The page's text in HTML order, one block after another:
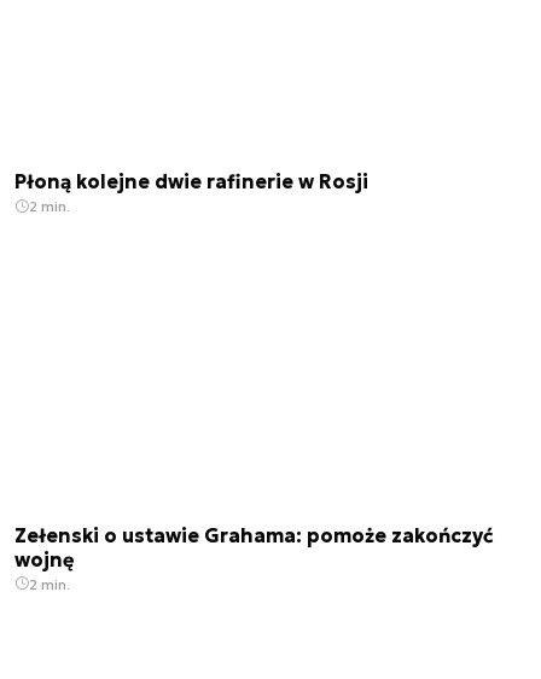
Płoną kolejne dwie rafinerie w Rosji
2 min.
Zełenski o ustawie Grahama: pomoże zakończyć
wojnę
2 min.